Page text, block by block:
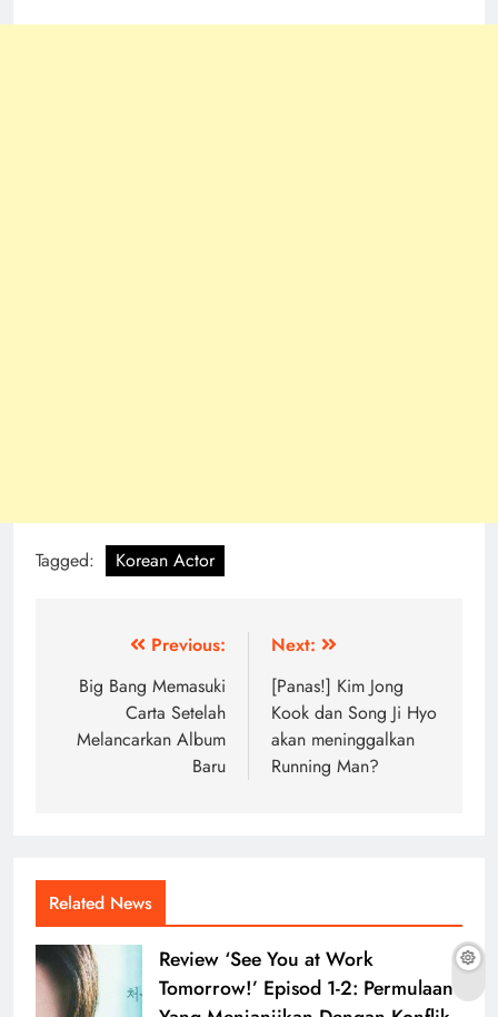
Tagged: Korean Actor
navigation
Previous:
Big Bang Memasuki
Carta Setelah
Melancarkan Album
Baru
Next:
[Panas!] Kim Jong
Kook dan Song Ji Hyo
akan meninggalkan
Running Man?
Related News
Review ‘See You at Work
Tomorrow!’ Episod 1-2: Permulaan